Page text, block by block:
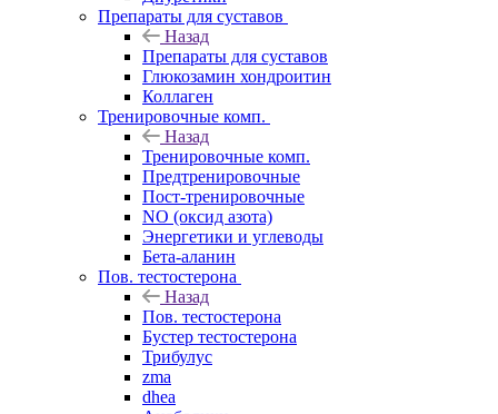
Препараты для суставов
Назад
Препараты для суставов
Глюкозамин хондроитин
Коллаген
Тренировочные комп.
Назад
Тренировочные комп.
Предтренировочные
Пост-тренировочные
NO (оксид азота)
Энергетики и углеводы
Бета-аланин
Пов. тестостерона
Назад
Пов. тестостерона
Бустер тестостерона
Трибулус
zma
dhea